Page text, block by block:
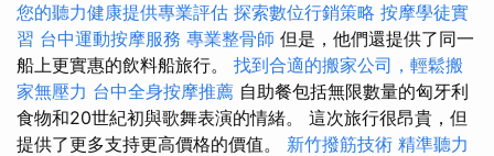
您的聽力健康提供專業評估 探索數位行銷策略 按摩學徒實
習 台中運動按摩服務 專業整骨師 但是，他們還提供了同一
船上更實惠的飲料船旅行。 找到合適的搬家公司，輕鬆搬
家無壓力 台中全身按摩推薦 自助餐包括無限數量的匈牙利
食物和20世紀初與歌舞表演的情緒。 這次旅行很昂貴，但
提供了更多支持更高價格的價值。 新竹撥筋技術 精準聽力